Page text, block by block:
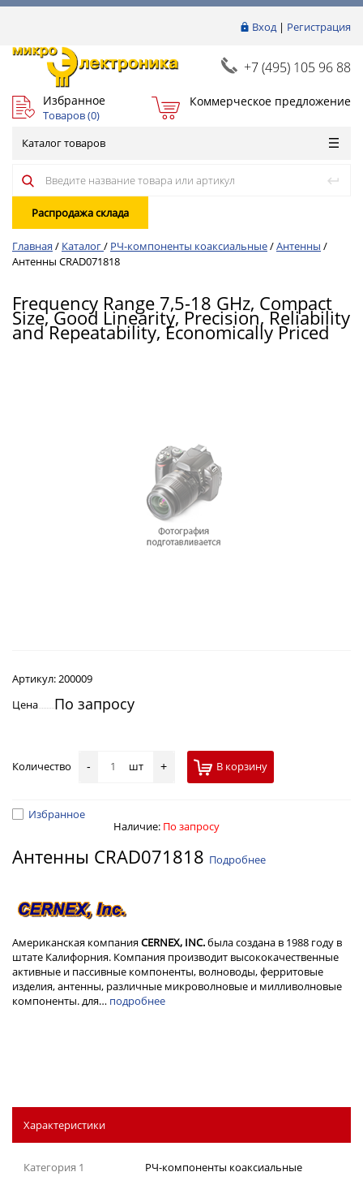
Вход| Регистрация
+7 (495) 105 96 88
Избранное
Товаров (0)
Коммерческое предложение
Каталог товаров
Распродажа склада
Главная / Каталог/ РЧ-компоненты коаксиальные/Антенны /
Антенны CRAD071818
Frequency Range 7,5-18 GHz, Compact
Size, Good Linearity, Precision, Reliability
and Repeatability, Economically Priced
Артикул:200009
Цена
По запросу
Количество - шт + В корзину
Избранное
Наличие: По запросу
Антенны CRAD071818 Подробнее
Американская компанияCERNEX, INC.была создана в 1988 году в
штате Калифорния. Компания производит высококачественные
активные и пассивные компоненты, волноводы, ферритовые
изделия, антенны, различные микроволновые и милливолновые
компоненты. для… подробнее
Характеристики
Категория 1
РЧ-компоненты коаксиальные